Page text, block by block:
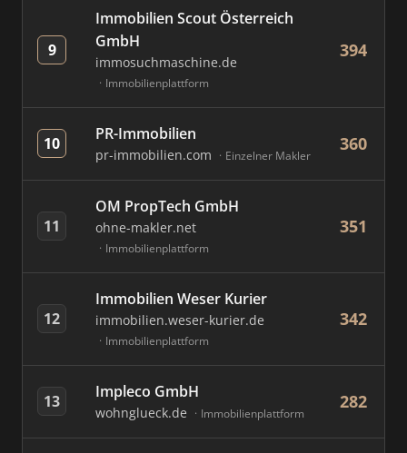
9
Immobilien Scout Österreich
GmbH
immosuchmaschine.de
Immobilienplattform
394
10 PR-Immobilien
pr-immobilien.com Einzelner Makler
360
11
OM PropTech GmbH
ohne-makler.net
Immobilienplattform
351
12
Immobilien Weser Kurier
immobilien.weser-kurier.de
Immobilienplattform
342
13 Impleco GmbH
wohnglueck.de Immobilienplattform
282